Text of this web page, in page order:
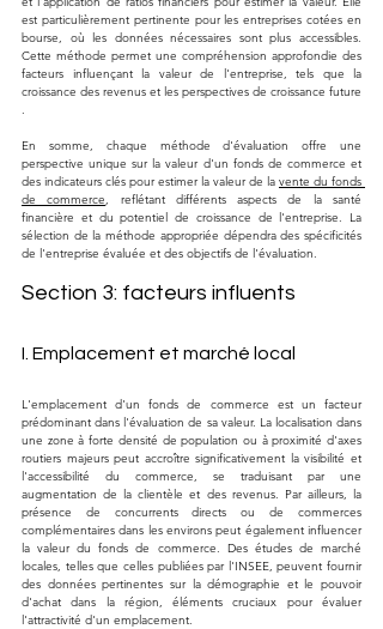
est particulièrement pertinente pour les entreprises cotées en
bourse, où les données nécessaires sont plus accessibles.
Cette méthode permet une compréhension approfondie des
facteurs influençant la valeur de l'entreprise, tels que la
croissance des revenus et les perspectives de croissance future​​
.
En somme, chaque méthode d'évaluation offre une
perspective unique sur la valeur d'un fonds de commerce et
des indicateurs clés pour estimer la valeur de la vente du fonds
de commerce, reflétant différents aspects de la santé
financière et du potentiel de croissance de l'entreprise. La
sélection de la méthode appropriée dépendra des spécificités
de l'entreprise évaluée et des objectifs de l'évaluation.
Section 3: facteurs influents
I. Emplacement et marché local
L'emplacement d'un fonds de commerce est un facteur
prédominant dans l'évaluation de sa valeur. La localisation dans
une zone à forte densité de population ou à proximité d'axes
routiers majeurs peut accroître significativement la visibilité et
l'accessibilité du commerce, se traduisant par une
augmentation de la clientèle et des revenus. Par ailleurs, la
présence de concurrents directs ou de commerces
complémentaires dans les environs peut également influencer
la valeur du fonds de commerce. Des études de marché
locales, telles que celles publiées par l'INSEE, peuvent fournir
des données pertinentes sur la démographie et le pouvoir
d'achat dans la région, éléments cruciaux pour évaluer
l'attractivité d'un emplacement.